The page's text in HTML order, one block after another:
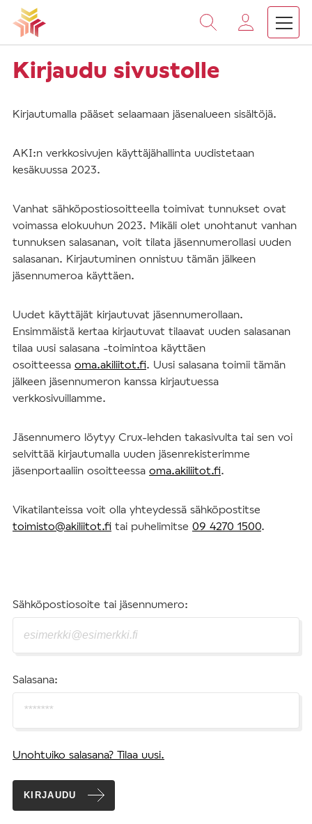
Vieritä
sisältöön
Kirjaudu sivustolle
Kirjautumalla pääset selaamaan jäsenalueen sisältöjä.
AKI:n verkkosivujen käyttäjähallinta uudistetaan
kesäkuussa 2023.
Vanhat sähköpostiosoitteella toimivat tunnukset ovat
voimassa elokuuhun 2023. Mikäli olet unohtanut vanhan
tunnuksen salasanan, voit tilata jäsennumerollasi uuden
salasanan. Kirjautuminen onnistuu tämän jälkeen
jäsennumeroa käyttäen.
Uudet käyttäjät kirjautuvat jäsennumerollaan.
Ensimmäistä kertaa kirjautuvat tilaavat uuden salasanan
tilaa uusi salasana -toimintoa käyttäen
osoitteessa oma.akiliitot.fi. Uusi salasana toimii tämän
jälkeen jäsennumeron kanssa kirjautuessa
verkkosivuillamme.
Jäsennumero löytyy Crux-lehden takasivulta tai sen voi
selvittää kirjautumalla uuden jäsenrekisterimme
jäsenportaaliin osoitteessa oma.akiliitot.fi.
Vikatilanteissa voit olla yhteydessä sähköpostitse
toimisto@akiliitot.fi tai puhelimitse 09 4270 1500.
Sähköpostiosoite tai jäsennumero:
Salasana:
Unohtuiko salasana? Tilaa uusi.
KIRJAUDU